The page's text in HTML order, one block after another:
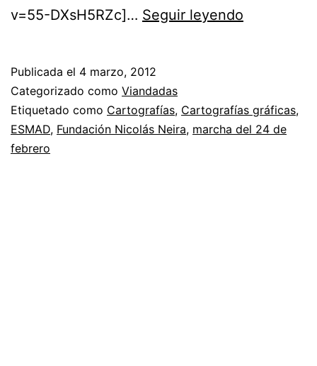
v=55-DXsH5RZc]… Seguir leyendo
no
uso
Publicada el 4 marzo, 2012
Categorizado como Viandadas
Etiquetado como Cartografías, Cartografías gráficas,
ESMAD, Fundación Nicolás Neira, marcha del 24 de
febrero